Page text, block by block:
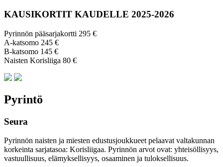
KAUSIKORTIT KAUDELLE 2025-2026
Pyrinnön pääsarjakortti 295 €
A-katsomo 245 €
B-katsomo 145 €
Naisten Korisliiga 80 €
Pyrintö
Seura
Pyrinnön naisten ja miesten edustusjoukkueet pelaavat valtakunnan
korkeinta sarjatasoa: Korisliigaa. Pyrinnön arvot ovat: yhteisöl­lisyys,
vastuul­lisuus, elämyk­sellisyys, osaaminen ja tulok­sellisuus.